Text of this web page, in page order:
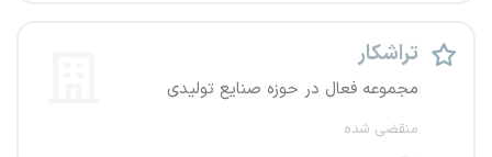
تراشکار
مجموعه فعال در حوزه صنایع تولیدی
منقضی شده